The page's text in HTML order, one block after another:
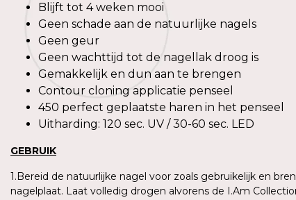
Blijft tot 4 weken mooi
Geen schade aan de natuurlijke nagels
Geen geur
Geen wachttijd tot de nagellak droog is
Gemakkelijk en dun aan te brengen
Contour cloning applicatie penseel
450 perfect geplaatste haren in het penseel
Uitharding: 120 sec. UV / 30-60 sec. LED
GEBRUIK
1.Bereid de natuurlijke nagel voor zoals gebruikelijk en
nagelplaat. Laat volledig drogen alvorens de I.Am